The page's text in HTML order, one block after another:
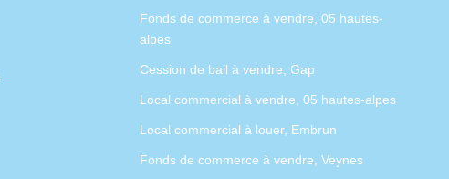
Fonds de commerce à vendre, 05 hautes-
alpes
Cession de bail à vendre, Gap
Local commercial à vendre, 05 hautes-alpes
Local commercial à louer, Embrun
Fonds de commerce à vendre, Veynes